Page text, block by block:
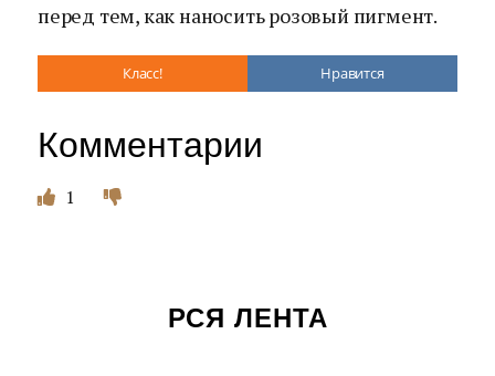
перед тем, как наносить розовый пигмент.
Класс! Нравится
Комментарии
1
РСЯ ЛЕНТА